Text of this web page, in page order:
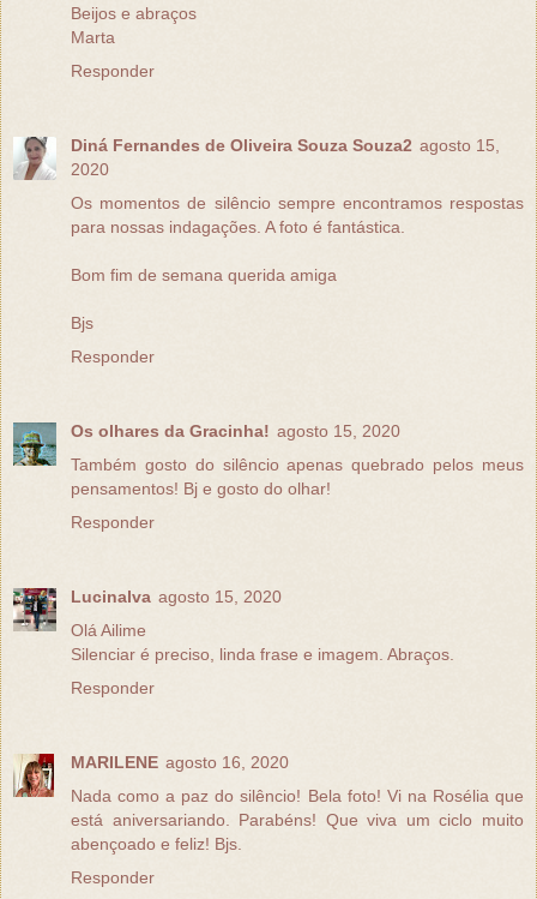
Beijos e abraços
Marta
Responder
Diná Fernandes de Oliveira Souza Souza2 agosto 15,
2020
Os momentos de silêncio sempre encontramos respostas
para nossas indagações. A foto é fantástica.
Bom fim de semana querida amiga
Bjs
Responder
Os olhares da Gracinha! agosto 15, 2020
Também gosto do silêncio apenas quebrado pelos meus
pensamentos! Bj e gosto do olhar!
Responder
Lucinalva agosto 15, 2020
Olá Ailime
Silenciar é preciso, linda frase e imagem. Abraços.
Responder
MARILENE agosto 16, 2020
Nada como a paz do silêncio! Bela foto! Vi na Rosélia que
está aniversariando. Parabéns! Que viva um ciclo muito
abençoado e feliz! Bjs.
Responder